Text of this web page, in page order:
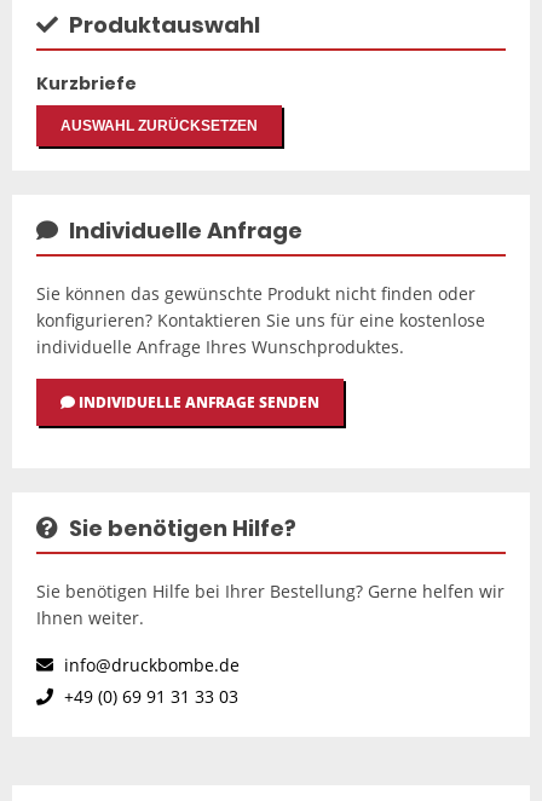
Produktauswahl
Kurzbriefe
AUSWAHL ZURÜCKSETZEN
Individuelle Anfrage
Sie können das gewünschte Produkt nicht finden oder
konfigurieren? Kontaktieren Sie uns für eine kostenlose
individuelle Anfrage Ihres Wunschproduktes.
INDIVIDUELLE ANFRAGE SENDEN
Sie benötigen Hilfe?
Sie benötigen Hilfe bei Ihrer Bestellung? Gerne helfen wir
Ihnen weiter.
info@druckbombe.de
+49 (0) 69 91 31 33 03